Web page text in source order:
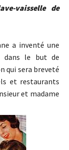
vaisselle de
a inventé une
dans le but de
qui sera breveté
et restaurants
et madame